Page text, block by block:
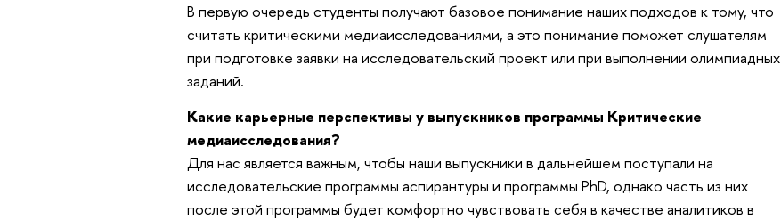
В первую очередь студенты получают базовое понимание наших подходов к тому, что
считать критическими медиаисследованиями, а это понимание поможет слушателям
при подготовке заявки на исследовательский проект или при выполнении олимпиадных
заданий.
Какие карьерные перспективы у выпускников программы Критические
медиаисследования?
Для нас является важным, чтобы наши выпускники в дальнейшем поступали на
исследовательские программы аспирантуры и программы PhD, однако часть из них
после этой программы будет комфортно чувствовать себя в качестве аналитиков в